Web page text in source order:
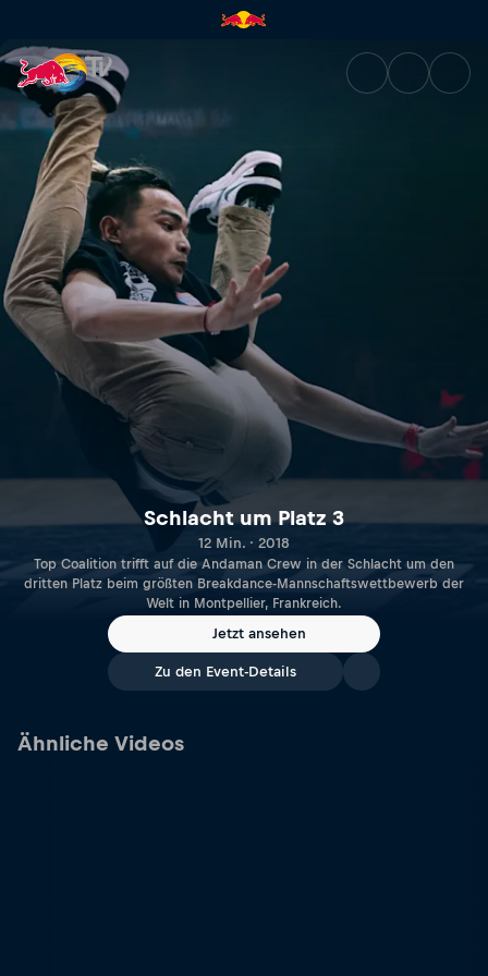
Schlacht um Platz 3 | Red
Schlacht um Platz 3
12 Min. · 2018
Top Coalition trifft auf die Andaman Crew in der Schlacht um den
dritten Platz beim größten Breakdance-Mannschaftswettbewerb der
Welt in Montpellier, Frankreich.
Jetzt ansehen
Zu den Event-Details
Ähnliche Videos